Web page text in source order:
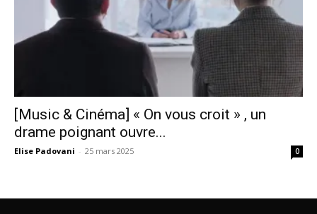
[Music & Cinéma] « On vous croit » , un
drame poignant ouvre...
Elise Padovani - 25 mars 2025 0